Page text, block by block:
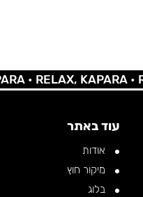
•RELAX, KAPARA •
עוד באתר
אודות
מיקור חוץ
בלוג